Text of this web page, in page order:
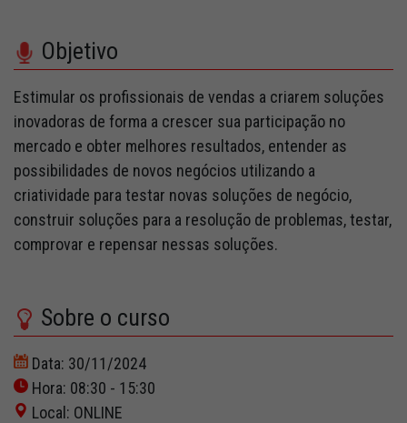
Prêmio de Sustentabilidade
Objetivo
Estimular os profissionais de vendas a criarem soluções
inovadoras de forma a crescer sua participação no
mercado e obter melhores resultados, entender as
possibilidades de novos negócios utilizando a
criatividade para testar novas soluções de negócio,
construir soluções para a resolução de problemas, testar,
comprovar e repensar nessas soluções.
Sobre o curso
Data: 30/11/2024
Hora: 08:30 - 15:30
Local: ONLINE